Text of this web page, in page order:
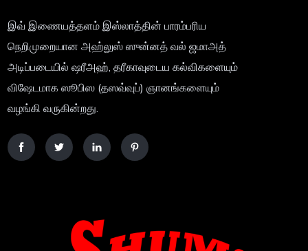
இவ் இணையத்தளம் இஸ்லாத்தின் பாரம்பரிய
நெறிமுறையான அஹ்லுஸ் ஸுன்னத் வல் ஜமாஅத்
அடிப்படையில் ஷரீஅஹ், தரீகாவுடைய கல்விகளையும்
விஷேடமாக ஸூபிஸ (தஸவ்வுப்) ஞானங்களையும்
வழங்கி வருகின்றது.